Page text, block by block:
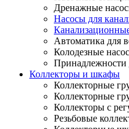
Дренажные
Насосы для
Автоматика для
Колодезные
Принадлежности
Коллекторы и шкафы
Коллекторные
Коллекторные
Коллекторы с
Резьбовые